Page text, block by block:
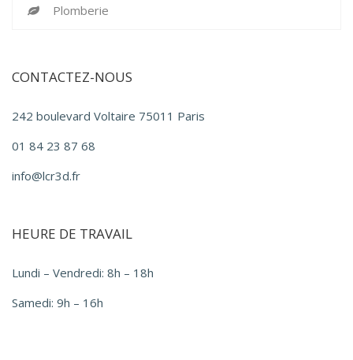
Plomberie
CONTACTEZ-NOUS
242 boulevard Voltaire 75011 Paris
01 84 23 87 68
info@lcr3d.fr
HEURE DE TRAVAIL
Lundi – Vendredi: 8h – 18h
Samedi: 9h – 16h